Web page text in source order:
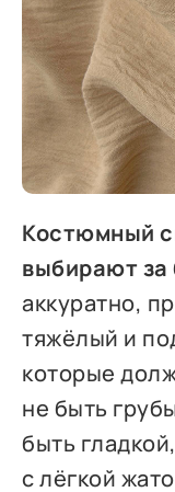
Костюмный
выбирают за
аккуратно,
тяжёлый и
которые
не быть
быть
с лёгкой